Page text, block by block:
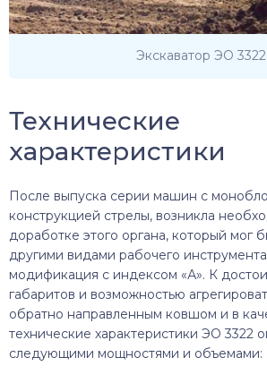
Экскаватор ЭО 3322
Технические
характеристики
После выпуска серии машин с
конструкцией стрелы, возникла
доработке этого органа, который мог
другими видами рабочего
модификация с индексом «А». К
габаритов и возможностью
обратно направленным ковшом и в
технические характеристики ЭО 3322
следующими мощностями и объемами: